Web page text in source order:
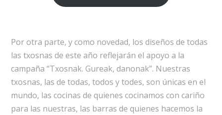
Por otra parte, y como novedad, los diseños de todas
las txosnas de este año reflejarán el apoyo a la
campaña “Txosnak. Gureak, danonak”. Nuestras
txosnas, las de todas, todos y todes, son únicas en el
mundo, las cocinas de quienes cocinamos con cariño
para las nuestras, las barras de quienes hacemos la